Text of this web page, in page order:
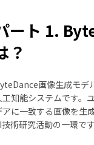
ート 1.
？
画像生成モデ
工知能システムです。
アに一致する画像を生
術研究活動の一環です